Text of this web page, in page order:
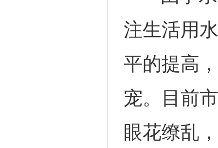
注生活用
平的提高
宠。目前
眼花缭乱